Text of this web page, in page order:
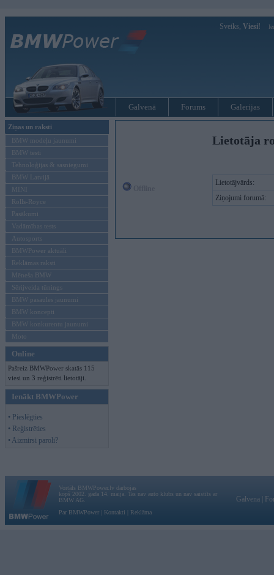
Sveiks, Viesi!
Galvenā Forums Galerijas
Ziņas un raksti
BMW modeļu jaunumi
BMW testi
Tehnoloģijas & sasniegumi
BMW Latvijā
MINI
Rolls-Royce
Pasākumi
Vadāmības tests
Autosports
BMWPower aktuāli
Reklāmas raksti
Mēneša BMW
Sērijveida tūnings
BMW pasaules jaunumi
BMW koncepti
BMW konkurentu jaunumi
Moto
Online
Pašreiz BMWPower skatās 115
viesi un 3 reģistrēti lietotāji.
Ienākt BMWPower
• Pieslēgties
• Reģistrēties
• Aizmirsi paroli?
Lietotāja
Lietotājvārds:
Ziņojumi forumā:
Vortāls BMWPower.lv darbojas
kopš 2002. gada 14. maija. Tas nav auto klubs un nav saistīts ar
BMW AG.
Par BMWPower
Kontakti Reklāma
Galvena